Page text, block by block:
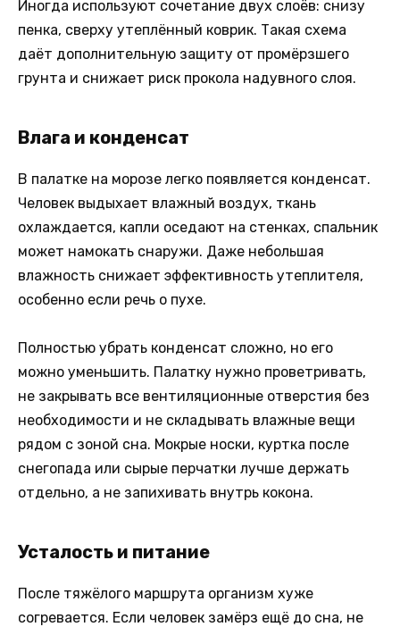
Иногда используют сочетание двух слоёв: снизу
пенка, сверху утеплённый коврик. Такая схема
даёт дополнительную защиту от промёрзшего
грунта и снижает риск прокола надувного слоя.
Влага и конденсат
В палатке на морозе легко появляется конденсат.
Человек выдыхает влажный воздух, ткань
охлаждается, капли оседают на стенках, спальник
может намокать снаружи. Даже небольшая
влажность снижает эффективность утеплителя,
особенно если речь о пухе.
Полностью убрать конденсат сложно, но его
можно уменьшить. Палатку нужно проветривать,
не закрывать все вентиляционные отверстия без
необходимости и не складывать влажные вещи
рядом с зоной сна. Мокрые носки, куртка после
снегопада или сырые перчатки лучше держать
отдельно, а не запихивать внутрь кокона.
Усталость и питание
После тяжёлого маршрута организм хуже
согревается. Если человек замёрз ещё до сна, не